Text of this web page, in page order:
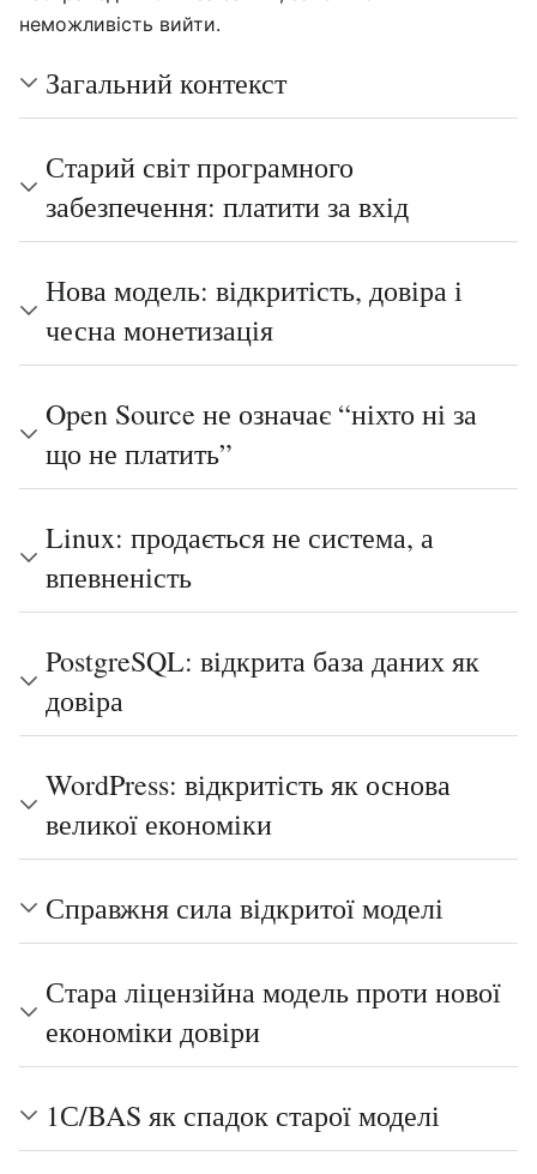
неможливість вийти.
Загальний контекст
Старий світ програмного
забезпечення: платити за вхід
Нова модель: відкритість, довіра і
чесна монетизація
Open Source не означає “ніхто ні за
що не платить”
Linux: продається не система, а
впевненість
PostgreSQL: відкрита база даних як
довіра
WordPress: відкритість як основа
великої економіки
Справжня сила відкритої моделі
Стара ліцензійна модель проти нової
економіки довіри
1С/BAS як спадок старої моделі